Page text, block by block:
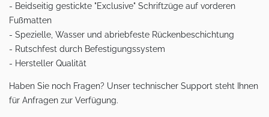
- Beidseitig gestickte "Exclusive" Schriftzüge auf vorderen
Fußmatten
- Spezielle, Wasser und abriebfeste Rückenbeschichtung
- Rutschfest durch Befestigungssystem
- Hersteller Qualität
Haben Sie noch Fragen? Unser technischer Support steht Ihnen
für Anfragen zur Verfügung.